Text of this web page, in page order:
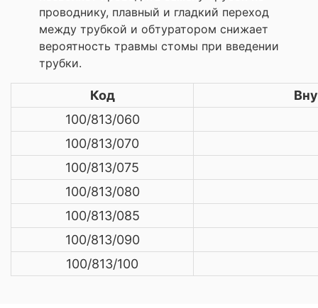
проводнику, плавный и гладкий переход
между трубкой и обтуратором снижает
вероятность травмы стомы при введении
трубки.
Код
100/813/060
100/813/070
100/813/075
100/813/080
100/813/085
100/813/090
100/813/100